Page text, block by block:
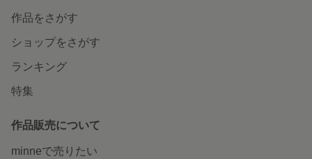
作品をさがす
ショップをさがす
ランキング
特集
作品販売について
minneで売りたい